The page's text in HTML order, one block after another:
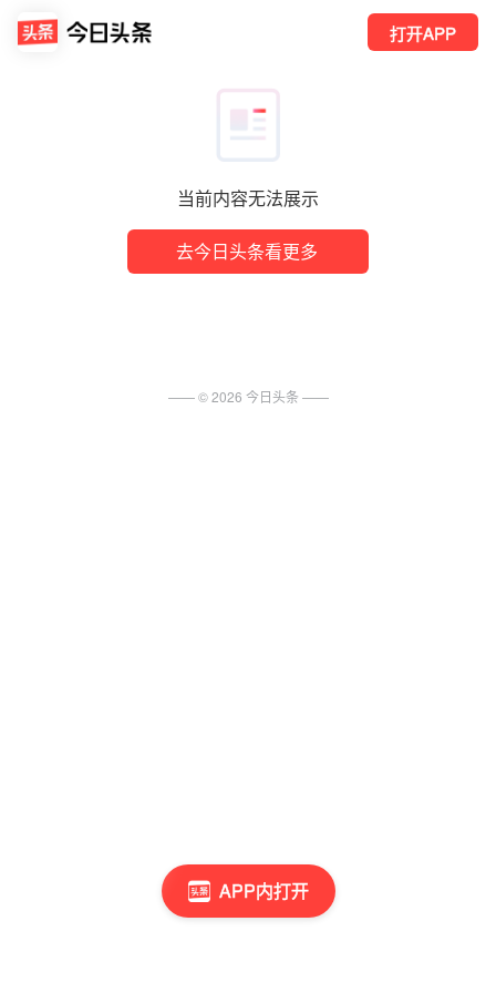
当前内容无法展示
去今日头条看更多
打开APP
APP内打开
—— ©2026 今日头条 ——